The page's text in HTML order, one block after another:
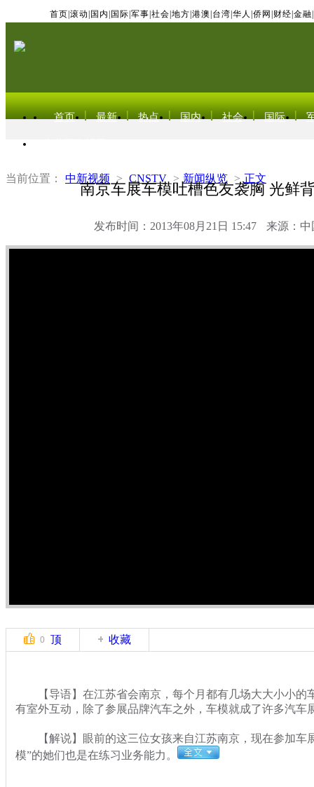
首页 滚动 国内 国际 军事 社会 地方 港澳 台湾 华人 侨网 财经 金融
首页 最新 热点 国内 社会 国际
当前位置： 中新视频 > CNSTV > 新闻纵览 > 正文
南京车展车模吐槽色友袭胸 光鲜
发布时间：2013年08月21日 15:47 来源：中
0 顶 收藏
【导语】在江苏省会南京，每个月都有几场大大小小的
有室外互动，除了参展品牌汽车之外，车模就成了许多汽车
【解说】眼前的这三位女孩来自江苏南京，现在参加车
模”的她们也是在练习业务能力。